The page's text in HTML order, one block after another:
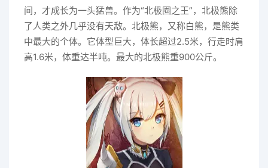
间，才成长为一头猛兽。作为“北极圈之王”，北极熊除
了人类之外几乎没有天敌。北极熊，又称白熊，是熊类
中最大的个体。它体型巨大，体长超过2.5米，行走时肩
高1.6米，体重达半吨。最大的北极熊重900公斤。